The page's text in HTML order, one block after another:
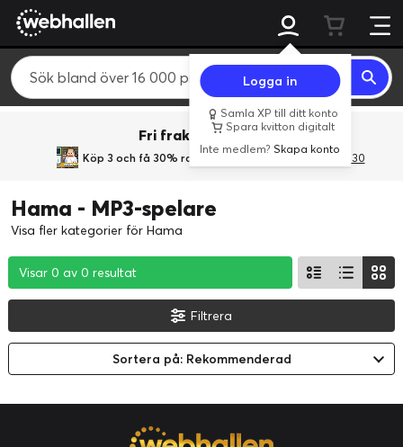
Logga in
Samla XP till ditt konto
Spara kvitton digitalt
Inte medlem?Skapa konto
Fri frakt över 800 kr.
Köp 3 och få 30% rabatt med rabattkoden 3Gives30
Hama - MP3-spelare
Visa fler kategorier för Hama
Visar 0 av 0 resultat
Visar 0 av 0 resultat
Visar 0 av 0 resultat
Filtrera
Sortera på: Rekommenderad